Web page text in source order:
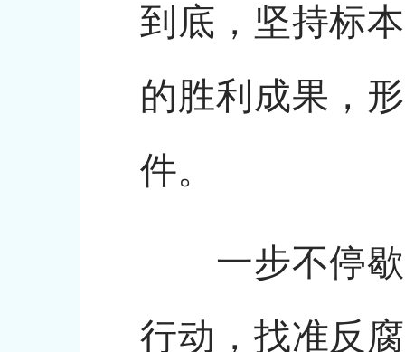
到底，坚持标
的胜利成果，
件。
一步不停歇
行动，找准反